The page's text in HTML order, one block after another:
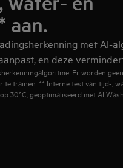
aan.
met AI-
en deze
Er worden geen
trainen. ** Interne test van tijd-,
30°C, geoptimaliseerd met AI